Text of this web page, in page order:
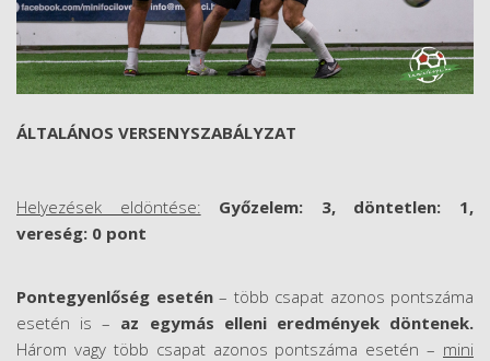
ÁLTALÁNOS VERSENYSZABÁLYZAT
Helyezések eldöntése:
Győzelem: 3, döntetlen: 1,
vereség: 0 pont
Pontegyenlőség esetén – több csapat azonos pontszáma
esetén is – az egymás elleni eredmények döntenek.
Három vagy több csapat azonos pontszáma esetén – mini